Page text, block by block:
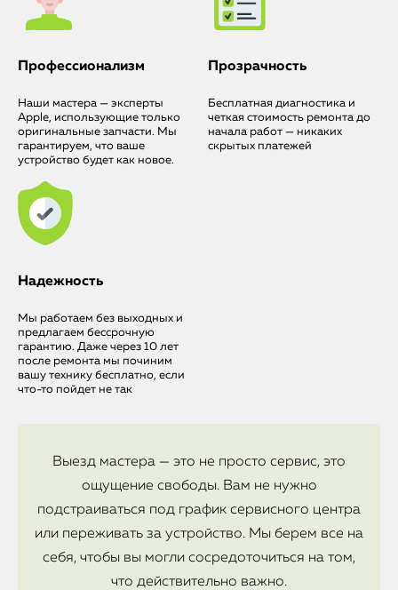
iMac
О нас
Контакты
Статьи
Профессионализм
Наши мастера — эксперты
Apple, использующие только
оригинальные запчасти. Мы
гарантируем, что ваше
устройство будет как новое.
Прозрачность
Бесплатная диагностика и
четкая стоимость ремонта до
начала работ — никаких
скрытых платежей
Надежность
Мы работаем без выходных и
предлагаем бессрочную
гарантию. Даже через 10 лет
после ремонта мы починим
вашу технику бесплатно, если
что-то пойдет не так
Выезд мастера — это не просто сервис, это
ощущение свободы. Вам не нужно
подстраиваться под график сервисного центра
или переживать за устройство. Мы берем все на
себя, чтобы вы могли сосредоточиться на том,
что действительно важно.